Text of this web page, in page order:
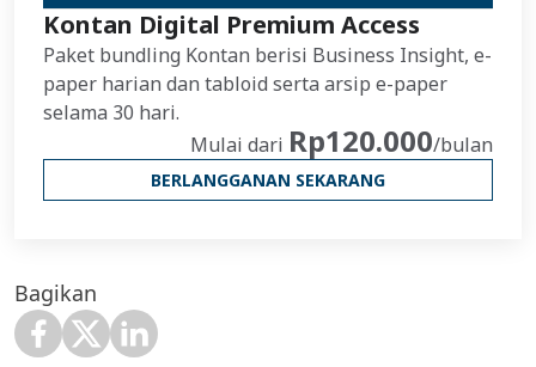
Kontan Digital Premium Access
Paket bundling Kontan berisi Business Insight, e-
paper harian dan tabloid serta arsip e-paper
selama 30 hari.
Mulai dari Rp120.000/bulan
BERLANGGANAN SEKARANG
Bagikan